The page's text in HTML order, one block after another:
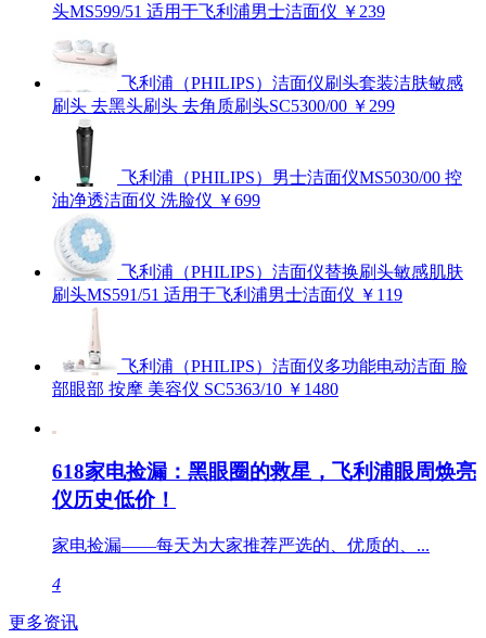
头MS599/51 适用于飞利浦男士洁面仪 ￥239
飞利浦（PHILIPS）洁面仪刷头套装洁肤敏感
刷头 去黑头刷头 去角质刷头SC5300/00 ￥299
飞利浦（PHILIPS）男士洁面仪MS5030/00 控
油净透洁面仪 洗脸仪 ￥699
飞利浦（PHILIPS）洁面仪替换刷头敏感肌肤
刷头MS591/51 适用于飞利浦男士洁面仪 ￥119
飞利浦（PHILIPS）洁面仪多功能电动洁面 脸
部眼部 按摩 美容仪 SC5363/10 ￥1480
618家电捡漏：黑眼圈的救星，飞利浦眼周焕亮
仪历史低价！
家电捡漏——每天为大家推荐严选的、优质的、...
4
更多资讯